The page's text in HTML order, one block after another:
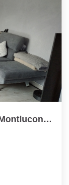
Hyper Centre Ville Appartement Montlucon 2 Pièce(s) 46 M2